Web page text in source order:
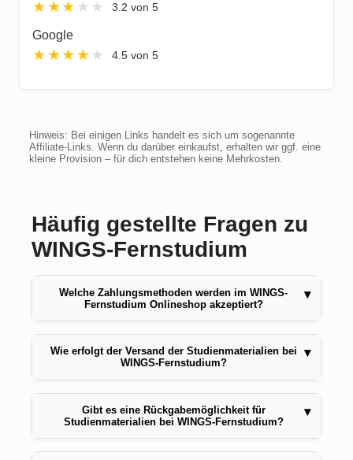
★★★ ★ ★ 3.2 von 5
Google
★★★★ ★ 4.5 von 5
Hinweis: Bei einigen Links handelt es sich um sogenannte
Affiliate-Links. Wenn du darüber einkaufst, erhalten wir ggf. eine
kleine Provision – für dich entstehen keine Mehrkosten.
Häufig gestellte Fragen zu
WINGS-Fernstudium
Welche Zahlungsmethoden werden im WINGS-
Fernstudium Onlineshop akzeptiert?
▾
Wie erfolgt der Versand der Studienmaterialien bei
WINGS-Fernstudium?
▾
Gibt es eine Rückgabemöglichkeit für
Studienmaterialien bei WINGS-Fernstudium?
▾